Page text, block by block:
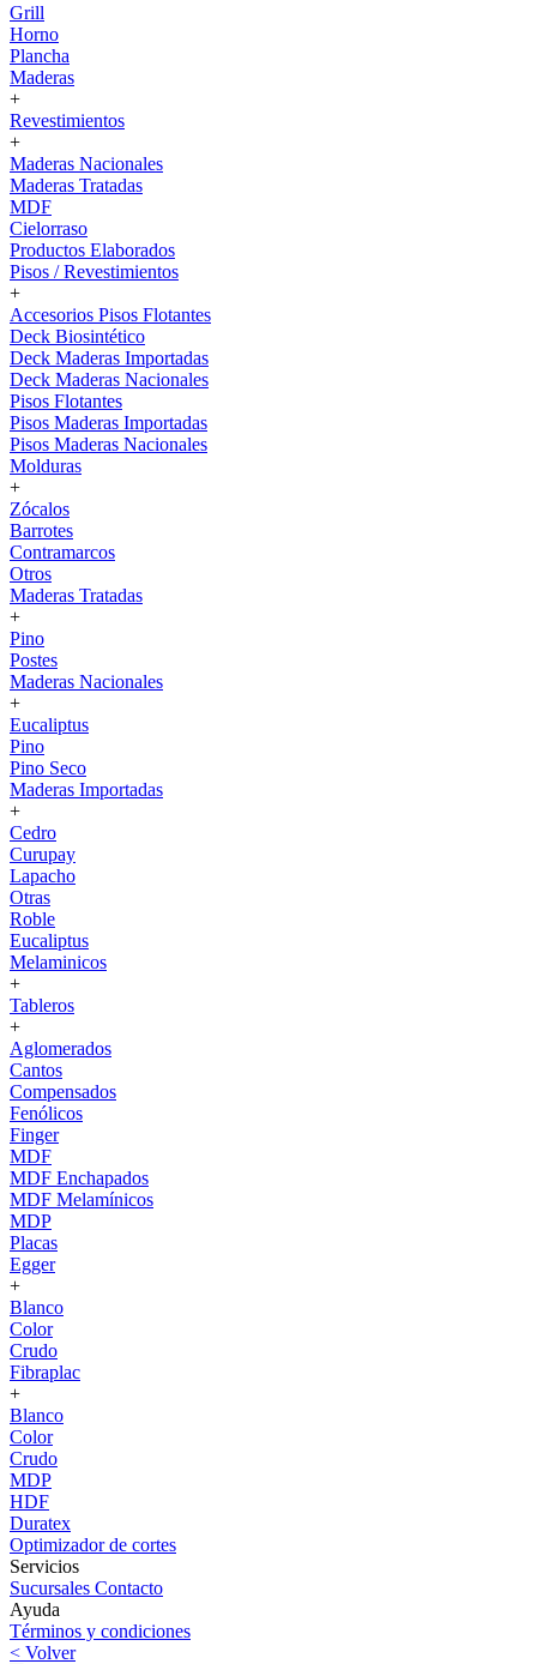
Grill
Horno
Plancha
Maderas
+
Revestimientos
+
Maderas Nacionales
Maderas Tratadas
MDF
Cielorraso
Productos Elaborados
Pisos / Revestimientos
+
Accesorios Pisos Flotantes
Deck Biosintético
Deck Maderas Importadas
Deck Maderas Nacionales
Pisos Flotantes
Pisos Maderas Importadas
Pisos Maderas Nacionales
Molduras
+
Zócalos
Barrotes
Contramarcos
Otros
Maderas Tratadas
+
Pino
Postes
Maderas Nacionales
+
Eucaliptus
Pino
Pino Seco
Maderas Importadas
+
Cedro
Curupay
Lapacho
Otras
Roble
Eucaliptus
Melaminicos
+
Tableros
+
Aglomerados
Cantos
Compensados
Fenólicos
Finger
MDF
MDF Enchapados
MDF Melamínicos
MDP
Placas
Egger
+
Blanco
Color
Crudo
Fibraplac
+
Blanco
Color
Crudo
MDP
HDF
Duratex
Optimizador de cortes
Servicios
Sucursales Contacto
Ayuda
Términos y condiciones
< Volver